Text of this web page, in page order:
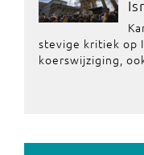
stevige kritiek op
koerswijziging,